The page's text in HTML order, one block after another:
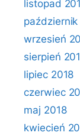
listopad
październik
wrzesień
sierpień
lipiec 2018
czerwiec
maj 2018
kwiecień